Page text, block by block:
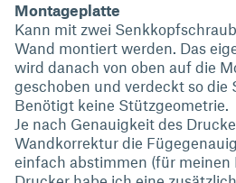
Montageplatte
Kann mit zwei
Wand montiert werden. Das
wird danach von oben auf die
geschoben und verdeckt so die
Benötigt keine Stützgeometrie.
Je nach Genauigkeit des
Wandkorrektur die
einfach abstimmen (für meinen